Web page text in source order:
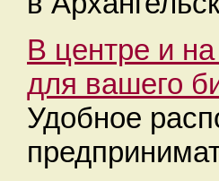
В центре и
для вашего
Удобное